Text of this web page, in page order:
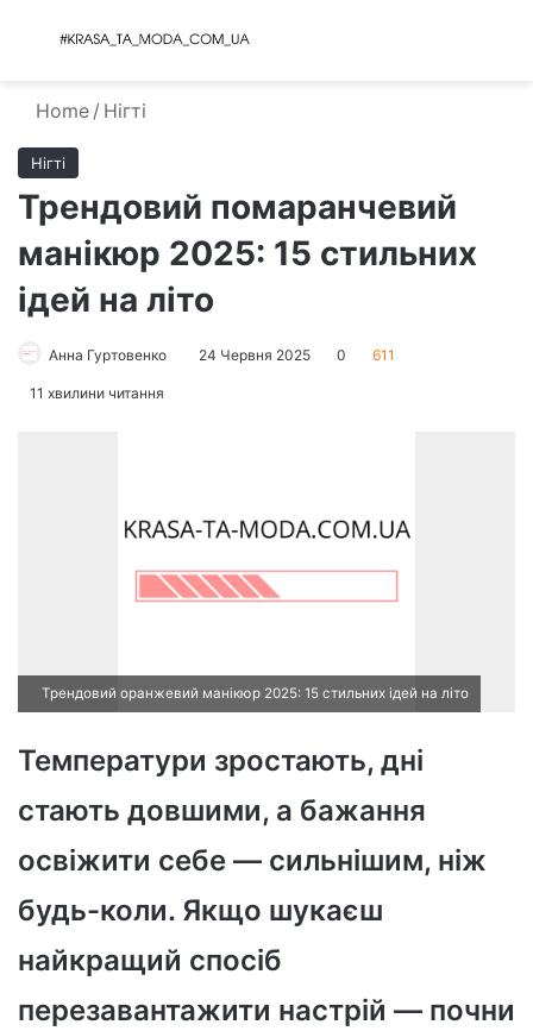
Menu
Home / Нігті
Нігті
Трендовий помаранчевий
манікюр 2025: 15 стильних
ідей на літо
Анна Гуртовенко 24 Червня 2025 0 611
11 хвилини читання
Трендовий оранжевий манікюр 2025: 15 стильних ідей на літо
Температури зростають, дні
стають довшими, а бажання
освіжити себе — сильнішим, ніж
будь-коли. Якщо шукаєш
найкращий спосіб
перезавантажити настрій — почни